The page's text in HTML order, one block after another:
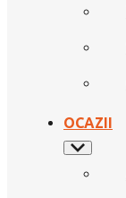
OCAZII